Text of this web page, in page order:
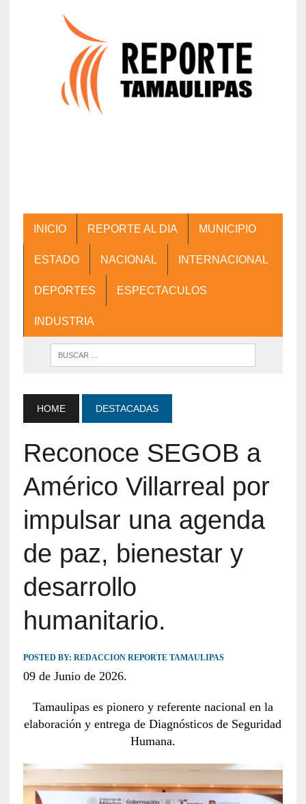
INICIO REPORTE AL DIA MUNICIPIO
ESTADO NACIONAL INTERNACIONAL
DEPORTES ESPECTACULOS
INDUSTRIA
HOME DESTACADAS
Reconoce SEGOB a
Américo Villarreal por
impulsar una agenda
de paz, bienestar y
desarrollo
humanitario.
POSTED BY: REDACCION REPORTE TAMAULIPAS
09 de Junio de 2026.
Tamaulipas es pionero y referente nacional en la
elaboración y entrega de Diagnósticos de Seguridad
Humana.